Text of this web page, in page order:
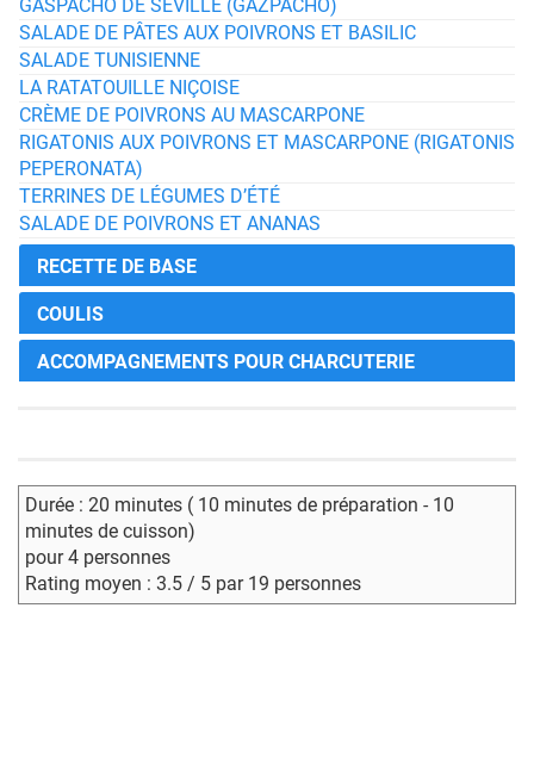
GASPACHO DE SÉVILLE (GAZPACHO)
SALADE DE PÂTES AUX POIVRONS ET BASILIC
SALADE TUNISIENNE
LA RATATOUILLE NIÇOISE
CRÈME DE POIVRONS AU MASCARPONE
RIGATONIS AUX POIVRONS ET MASCARPONE (RIGATONIS
PEPERONATA)
TERRINES DE LÉGUMES D’ÉTÉ
SALADE DE POIVRONS ET ANANAS
RECETTE DE BASE
COULIS
ACCOMPAGNEMENTS POUR CHARCUTERIE
Durée : 20 minutes ( 10 minutes de préparation - 10
minutes de cuisson)
pour 4 personnes
Rating moyen : 3.5 / 5 par 19 personnes